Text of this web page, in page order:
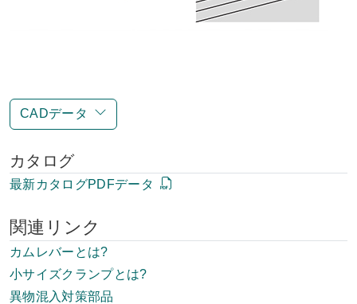
CADデータ
カタログ
最新カタログPDFデータ
関連リンク
カムレバーとは?
小サイズクランプとは?
異物混入対策部品